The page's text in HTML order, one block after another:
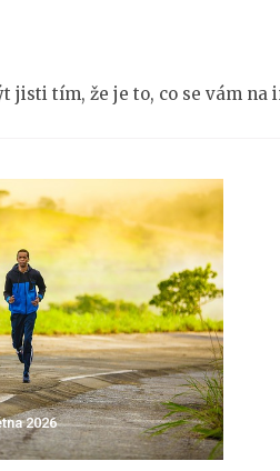
jisti tím, že je to, co se vám
2026